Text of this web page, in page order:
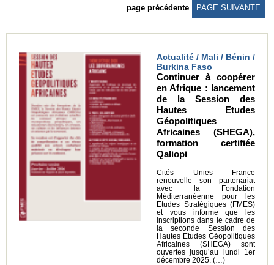
page précédente PAGE SUIVANTE
Actualité / Mali / Bénin /
Burkina Faso
Continuer à coopérer
en Afrique : lancement
de la Session des
Hautes Etudes
Géopolitiques
Africaines (SHEGA),
formation certifiée
Qaliopi
Cités Unies France
renouvelle son partenariat
avec la Fondation
Méditerranéenne pour les
Etudes Stratégiques (FMES)
et vous informe que les
inscriptions dans le cadre de
la seconde Session des
Hautes Etudes Géopolitiques
Africaines (SHEGA) sont
ouvertes jusqu’au lundi 1er
décembre 2025. (…)